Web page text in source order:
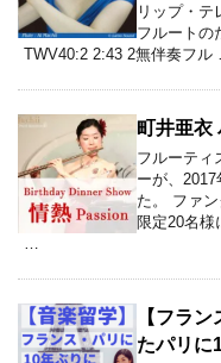
リップ・
フルートの
TWV40:2 2:43 2無伴奏フル
町井亜衣
フルーテ
ーが、
た。 ファ
限定20名様
【フラ
たパリに